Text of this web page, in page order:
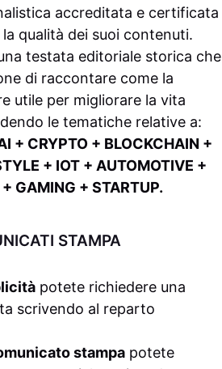
accreditata e certificata
la qualità dei suoi contenuti.
testata editoriale storica che
di raccontare come la
utile per migliorare la vita
le tematiche relative a:
+ CRYPTO + BLOCKCHAIN +
+ IOT + AUTOMOTIVE +
GAMING + STARTUP.
STAMPA
potete richiedere una
scrivendo al reparto
stampa potete